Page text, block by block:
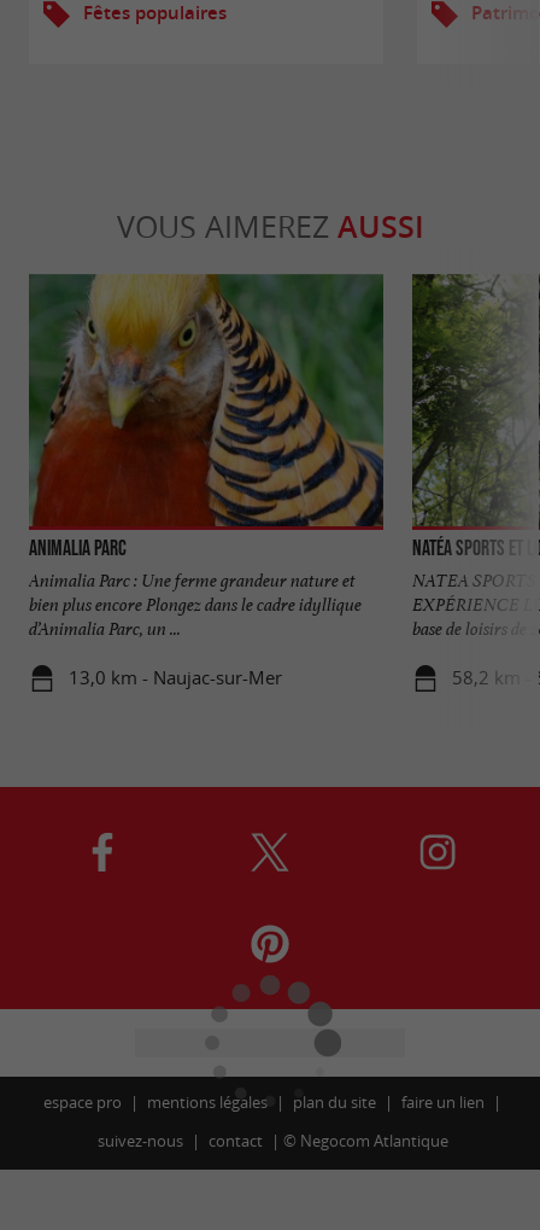
Fêtes populaires
VOUS AIMEREZ AUSSI
Animalia Parc
Animalia Parc : Une ferme grandeur nature et
bien plus encore Plongez dans le cadre idyllique
d’Animalia Parc, un ...
13,0 km - Naujac-sur-Mer
Natéa sports et
NATEA
EXPÉRIENCE
base de loisirs de
58,2 km -
espace pro mentions légales plan du site
faire un lien
suivez-nous
contact © Negocom Atlantique